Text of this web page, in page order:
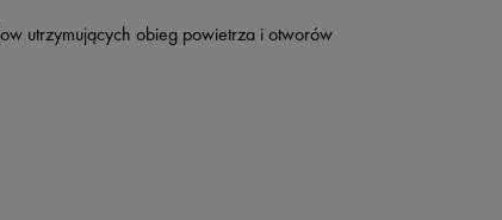
utrzymujących obieg powietrza i otworów